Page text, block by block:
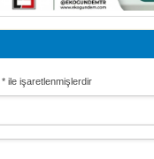
* ile işaretlenmişlerdir